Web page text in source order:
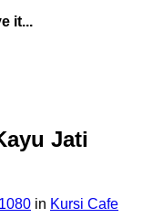
it...
Jati
in Kursi Cafe